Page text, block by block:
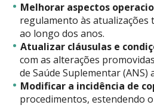
Melhorar aspectos
regulamento às atualizações
ao longo dos anos.
Atualizar cláusulas e
com as alterações
de Saúde Suplementar (ANS)
Modificar a incidência de
procedimentos, estendendo